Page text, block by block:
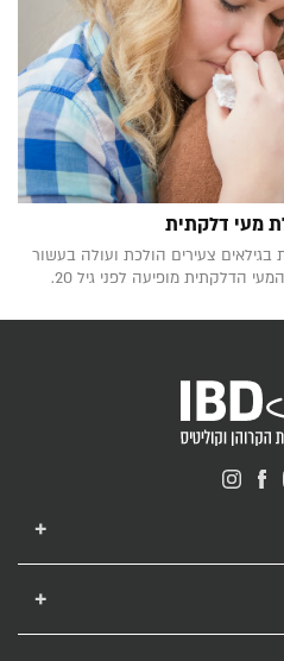
מעי דלקתית
צעירים הולכת ועולה בעשור
הדלקתית מופיעה לפני גיל 20.